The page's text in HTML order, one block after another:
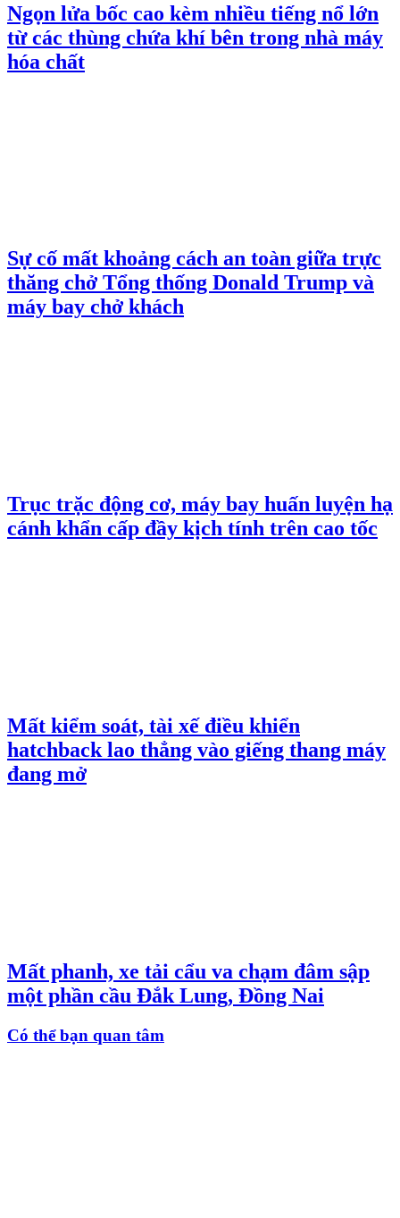
Ngọn lửa bốc cao kèm nhiều tiếng nổ lớn
từ các thùng chứa khí bên trong nhà máy
hóa chất
Sự cố mất khoảng cách an toàn giữa trực
thăng chở Tổng thống Donald Trump và
máy bay chở khách
Trục trặc động cơ, máy bay huấn luyện hạ
cánh khẩn cấp đầy kịch tính trên cao tốc
Mất kiểm soát, tài xế điều khiển
hatchback lao thẳng vào giếng thang máy
đang mở
Mất phanh, xe tải cẩu va chạm đâm sập
một phần cầu Đắk Lung, Đồng Nai
Có thể bạn quan tâm